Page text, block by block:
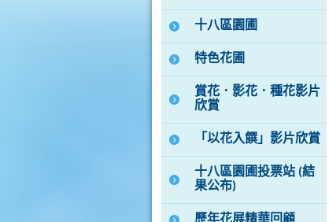
十八區園圃
特色花圃
賞花．影花．種花影片
欣賞
「以花入饌」影片欣賞
十八區園圃投票站 (結
果公布)